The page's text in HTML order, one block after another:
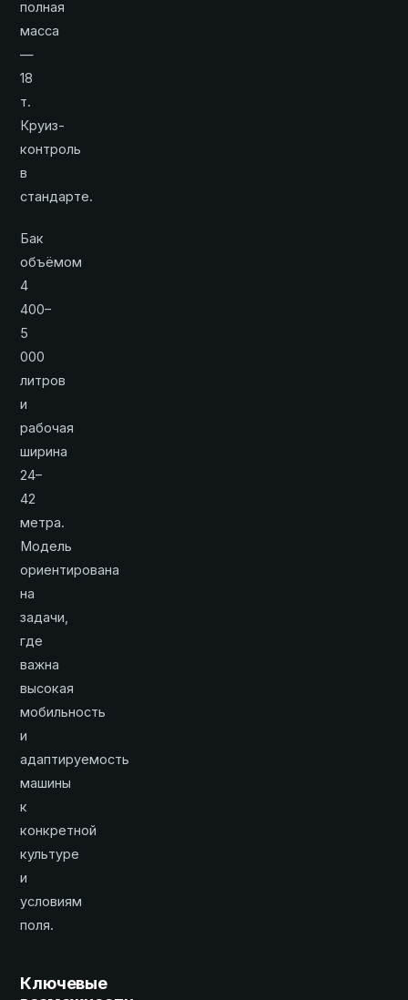
полная
масса
—
18
т.
Круиз-
контроль
в
стандарте.
Бак
объёмом
4
400–
5
000
литров
и
рабочая
ширина
24–
42
метра.
Модель
ориентирована
на
задачи,
где
важна
высокая
мобильность
и
адаптируемость
машины
к
конкретной
культуре
и
условиям
поля.
Ключевые